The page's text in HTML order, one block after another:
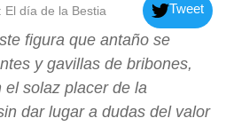
El día de la Bestia Tweet
figura que antaño se
y gavillas de bribones,
el solaz placer de la
dar lugar a dudas del valor